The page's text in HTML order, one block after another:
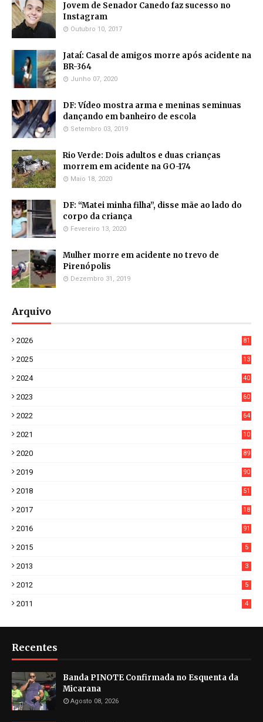
Jovem de Senador Canedo faz sucesso no
Instagram
Outubro 10, 2017
Jataí: Casal de amigos morre após acidente na
BR-364
Junho 07, 2020
DF: Vídeo mostra arma e meninas seminuas
dançando em banheiro de escola
Setembro 03, 2019
Rio Verde: Dois adultos e duas crianças
morrem em acidente na GO-174
Maio 18, 2020
DF: “Matei minha filha”, disse mãe ao lado do
corpo da criança
Fevereiro 13, 2020
Mulher morre em acidente no trevo de
Pirenópolis
Dezembro 31, 2019
Arquivo
2026
81
2025
13
2024
40
2023
60
2022
64
2021
10
2020
89
2019
90
2018
51
2017
18
2016 91
2015 5
2013 3
2012 5
2011 4
Recentes
Banda PINOTE Confirmada no Esquenta da
Micarana
Agosto 08, 2026